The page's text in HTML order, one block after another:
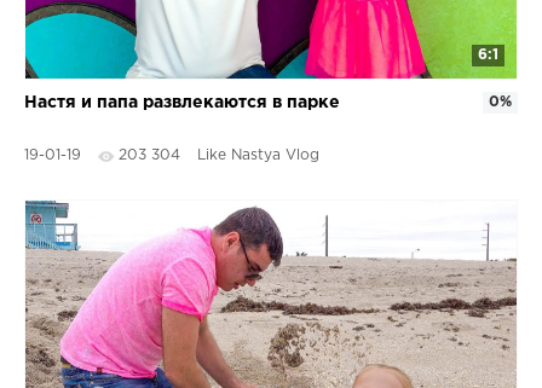
6:1
Настя и папа развлекаются в парке
19-01-19 203 304 Like Nastya Vlog
0%